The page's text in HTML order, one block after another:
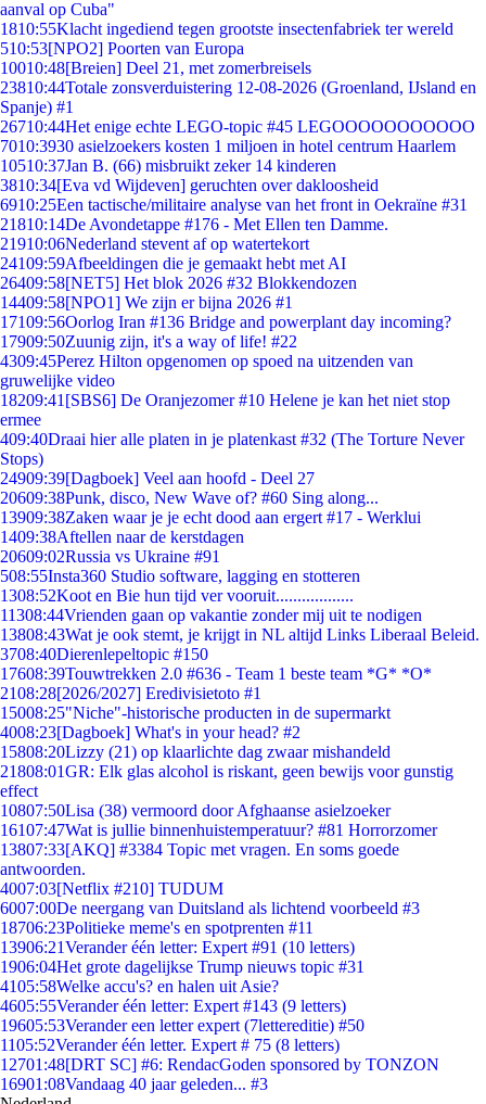
aanval op Cuba"
1810:55Klacht ingediend tegen grootste insectenfabriek ter wereld
510:53[NPO2] Poorten van Europa
10010:48[Breien] Deel 21, met zomerbreisels
23810:44Totale zonsverduistering 12-08-2026 (Groenland, IJsland en
Spanje) #1
26710:44Het enige echte LEGO-topic #45 LEGOOOOOOOOOOO
7010:3930 asielzoekers kosten 1 miljoen in hotel centrum Haarlem
10510:37Jan B. (66) misbruikt zeker 14 kinderen
3810:34[Eva vd Wijdeven] geruchten over dakloosheid
6910:25Een tactische/militaire analyse van het front in Oekraïne #31
21810:14De Avondetappe #176 - Met Ellen ten Damme.
21910:06Nederland stevent af op watertekort
24109:59Afbeeldingen die je gemaakt hebt met AI
26409:58[NET5] Het blok 2026 #32 Blokkendozen
14409:58[NPO1] We zijn er bijna 2026 #1
17109:56Oorlog Iran #136 Bridge and powerplant day incoming?
17909:50Zuunig zijn, it's a way of life! #22
4309:45Perez Hilton opgenomen op spoed na uitzenden van
gruwelijke video
18209:41 [SBS6] De Oranjezomer #10 Helene je kan het niet stop
ermee
409:40Draai hier alle platen in je platenkast #32 (The Torture Never
Stops)
24909:39[Dagboek] Veel aan hoofd - Deel 27
20609:38Punk, disco, New Wave of? #60 Sing along...
13909:38Zaken waar je je echt dood aan ergert #17 - Werklui
1409:38Aftellen naar de kerstdagen
20609:02Russia vs Ukraine #91
508:55Insta360 Studio software, lagging en stotteren
1308:52Koot en Bie hun tijd ver vooruit..................
11308:44Vrienden gaan op vakantie zonder mij uit te nodigen
13808:43Wat je ook stemt, je krijgt in NL altijd Links Liberaal Beleid.
3708:40Dierenlepeltopic #150
17608:39Touwtrekken 2.0 #636 - Team 1 beste team *G* *O*
2108:28[2026/2027] Eredivisietoto #1
15008:25"Niche"-historische producten in de supermarkt
4008:23[Dagboek] What's in your head? #2
15808:20Lizzy (21) op klaarlichte dag zwaar mishandeld
21808:01GR: Elk glas alcohol is riskant, geen bewijs voor gunstig
effect
10807:50Lisa (38) vermoord door Afghaanse asielzoeker
16107:47Wat is jullie binnenhuistemperatuur? #81 Horrorzomer
13807:33[AKQ] #3384 Topic met vragen. En soms goede
antwoorden.
4007:03[Netflix #210] TUDUM
6007:00De neergang van Duitsland als lichtend voorbeeld #3
18706:23Politieke meme's en spotprenten #11
13906:21Verander één letter: Expert #91 (10 letters)
1906:04Het grote dagelijkse Trump nieuws topic #31
4105:58Welke accu's? en halen uit Asie?
4605:55Verander één letter: Expert #143 (9 letters)
19605:53Verander een letter expert (7lettereditie) #50
1105:52Verander één letter. Expert # 75 (8 letters)
12701:48[DRT SC] #6: RendacGoden sponsored by TONZON
16901:08Vandaag 40 jaar geleden... #3